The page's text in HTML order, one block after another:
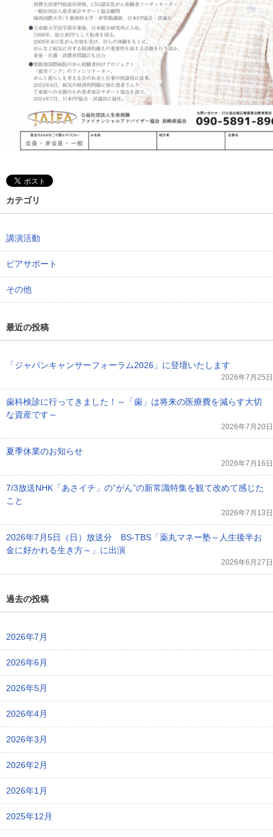
カテゴリ
講演活動
ピアサポート
その他
最近の投稿
「ジャパンキャンサーフォーラム2026」に登壇いたします
2026年7月25日
歯科検診に行ってきました！～「歯」は将来の医療費を減らす大切
な資産です～
2026年7月20日
夏季休業のお知らせ
2026年7月16日
7/3放送NHK「あさイチ」の”がん”の新常識特集を観て改めて感じた
こと
2026年7月13日
2026年7月5日（日）放送分 BS-TBS「薬丸マネー塾～人生後半お
金に好かれる生き方～」に出演
2026年6月27日
過去の投稿
2026年7月
2026年6月
2026年5月
2026年4月
2026年3月
2026年2月
2026年1月
2025年12月